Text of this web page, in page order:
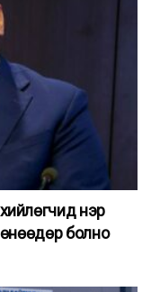
нэр
болно